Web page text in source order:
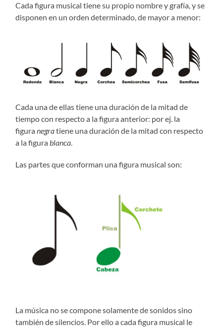
Cada figura musical tiene su propio nombre y grafía, y se
disponen en un orden determinado, de mayor a menor:
Cada una de ellas tiene una duración de la mitad de
tiempo con respecto a la figura anterior: por ej. la
figuranegratiene una duración de la mitad con respecto
a la figurablanca.
Las partes que conforman una figura musical son:
La música no se compone solamente de sonidos sino
también de silencios. Por ello a cada figura musical le